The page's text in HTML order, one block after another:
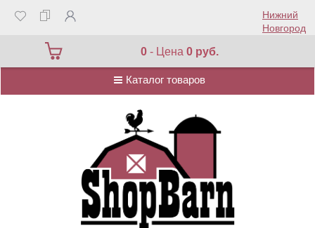
Нижний
Новгород
0 - Цена0 руб.
Каталог товаров
Каталог товаров